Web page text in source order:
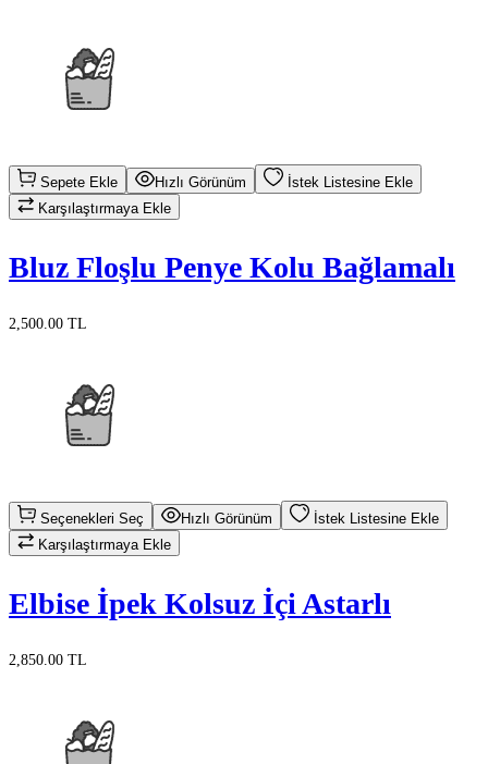
Sepete Ekle Hızlı Görünüm
İstek Listesine Ekle
Karşılaştırmaya Ekle
Bluz Floşlu Penye Kolu Bağlamalı
2,500.00 TL
Seçenekleri Seç Hızlı Görünüm
İstek Listesine Ekle
Karşılaştırmaya Ekle
Elbise İpek Kolsuz İçi Astarlı
2,850.00 TL